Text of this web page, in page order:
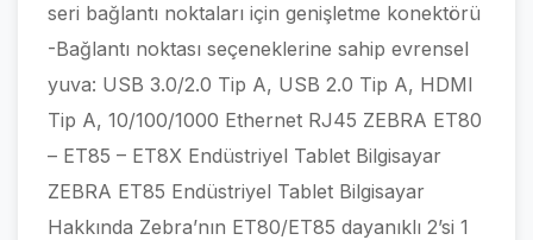
seri bağlantı noktaları için genişletme konektörü
-Bağlantı noktası seçeneklerine sahip evrensel
yuva: USB 3.0/2.0 Tip A, USB 2.0 Tip A, HDMI
Tip A, 10/100/1000 Ethernet RJ45 ZEBRA ET80
– ET85 – ET8X Endüstriyel Tablet Bilgisayar
ZEBRA ET85 Endüstriyel Tablet Bilgisayar
Hakkında Zebra’nın ET80/ET85 dayanıklı 2’si 1